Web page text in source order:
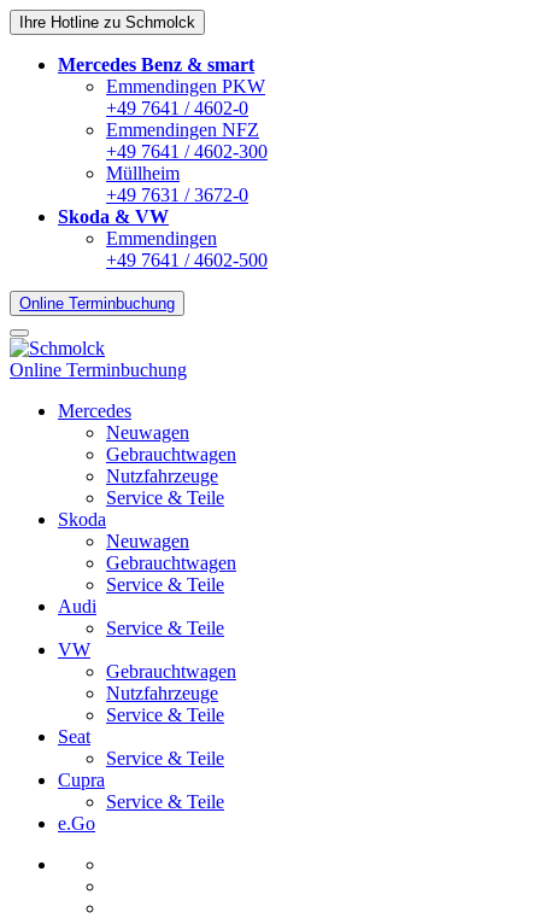
Ihre Hotline zu Schmolck
Mercedes Benz & smart
Emmendingen PKW
+49 7641 / 4602-0
Emmendingen NFZ
+49 7641 / 4602-300
Müllheim
+49 7631 / 3672-0
Skoda & VW
Emmendingen
+49 7641 / 4602-500
Online Terminbuchung
Online Terminbuchung
Mercedes
Neuwagen
Gebrauchtwagen
Nutzfahrzeuge
Service & Teile
Skoda
Neuwagen
Gebrauchtwagen
Service & Teile
Audi
Service & Teile
VW
Gebrauchtwagen
Nutzfahrzeuge
Service & Teile
Seat
Service & Teile
Cupra
Service & Teile
e.Go